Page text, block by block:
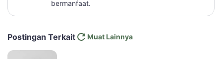
bermanfaat.
Postingan Terkait Muat Lainnya